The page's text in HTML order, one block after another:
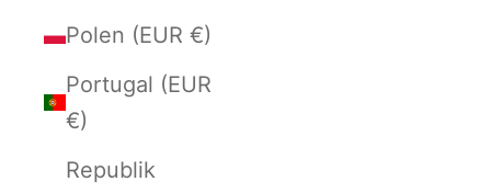
Polen (EUR €)
Portugal (EUR
€)
Republik